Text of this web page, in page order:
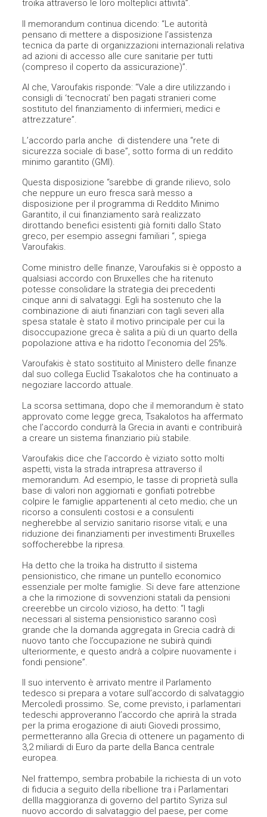
troika attraverso le loro molteplici attività”.
Il memorandum continua dicendo: “Le autorità
pensano di mettere a disposizione l’assistenza
tecnica da parte di organizzazioni internazionali relativa
ad azioni di accesso alle cure sanitarie per tutti
(compreso il coperto da assicurazione)”.
Al che, Varoufakis risponde: “Vale a dire utilizzando i
consigli di ‘tecnocrati’ ben pagati stranieri come
sostituto del finanziamento di infermieri, medici e
attrezzature”.
L’accordo parla anche di distendere una “rete di
sicurezza sociale di base”, sotto forma di un reddito
minimo garantito (GMI).
Questa disposizione “sarebbe di grande rilievo, solo
che neppure un euro fresca sarà messo a
disposizione per il programma di Reddito Minimo
Garantito, il cui finanziamento sarà realizzato
dirottando benefici esistenti già forniti dallo Stato
greco, per esempio assegni familiari “, spiega
Varoufakis.
Come ministro delle finanze, Varoufakis si è opposto a
qualsiasi accordo con Bruxelles che ha ritenuto
potesse consolidare la strategia dei precedenti
cinque anni di salvataggi. Egli ha sostenuto che la
combinazione di aiuti finanziari con tagli severi alla
spesa statale è stato il motivo principale per cui la
disoccupazione greca è salita a più di un quarto della
popolazione attiva e ha ridotto l’economia del 25%.
Varoufakis è stato sostituito al Ministero delle finanze
dal suo collega Euclid Tsakalotos che ha continuato a
negoziare laccordo attuale.
La scorsa settimana, dopo che il memorandum è stato
approvato come legge greca, Tsakalotos ha affermato
che l’accordo condurrà la Grecia in avanti e contribuirà
a creare un sistema finanziario più stabile.
Varoufakis dice che l’accordo è viziato sotto molti
aspetti, vista la strada intrapresa attraverso il
memorandum. Ad esempio, le tasse di proprietà sulla
base di valori non aggiornati e gonfiati potrebbe
colpire le famiglie appartenenti al ceto medio; che un
ricorso a consulenti costosi e a consulenti
negherebbe al servizio sanitario risorse vitali; e una
riduzione dei finanziamenti per investimenti Bruxelles
soffocherebbe la ripresa.
Ha detto che la troika ha distrutto il sistema
pensionistico, che rimane un puntello economico
essenziale per molte famiglie. Si deve fare attenzione
a che la rimozione di sovvenzioni statali da pensioni
creerebbe un circolo vizioso, ha detto: “I tagli
necessari al sistema pensionistico saranno così
grande che la domanda aggregata in Grecia cadrà di
nuovo tanto che l’occupazione ne subirà quindi
ulteriormente, e questo andrà a colpire nuovamente i
fondi pensione”.
Il suo intervento è arrivato mentre il Parlamento
tedesco si prepara a votare sull’accordo di salvataggio
Mercoledì prossimo. Se, come previsto, i parlamentari
tedeschi approveranno l’accordo che aprirà la strada
per la prima erogazione di aiuti ​​Giovedi prossimo,
permetteranno alla Grecia di ottenere un pagamento di
3,2 miliardi di Euro da parte della Banca centrale
europea.
Nel frattempo, sembra probabile la richiesta di un voto
di fiducia a seguito della ribellione tra i Parlamentari
dellla maggioranza di governo del partito Syriza sul
nuovo accordo di salvataggio del paese, per come